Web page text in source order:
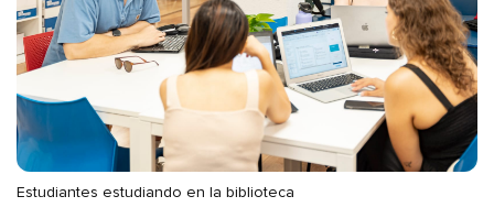
Estudiantes estudiando en la biblioteca